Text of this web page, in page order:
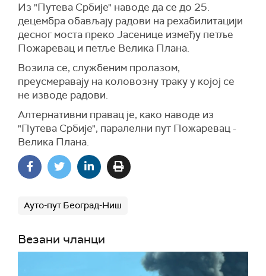
Из "Путева Србије" наводе да се до 25.
децембра обављају радови на рехабилитацији
десног моста преко Јасенице између петље
Пожаревац и петље Велика Плана.
Возила се, службеним пролазом,
преусмеравају на коловозну траку у којој се
не изводе радови.
Алтернативни правац је, како наводе из
"Путева Србије", паралелни пут Пожаревац -
Велика Плана.
Ауто-пут Београд-Ниш
Везани чланци